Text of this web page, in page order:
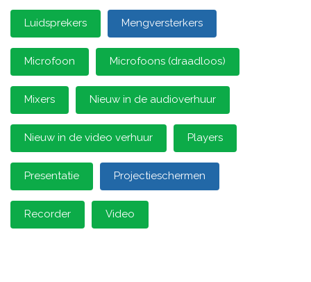
Luidsprekers Mengversterkers
Microfoon Microfoons (draadloos)
Mixers Nieuw in de audioverhuur
Nieuw in de video verhuur Players
Presentatie Projectieschermen
Recorder Video